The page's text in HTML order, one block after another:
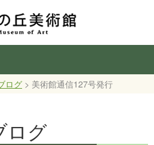
ログ > 美術館通信127号発行
ログ